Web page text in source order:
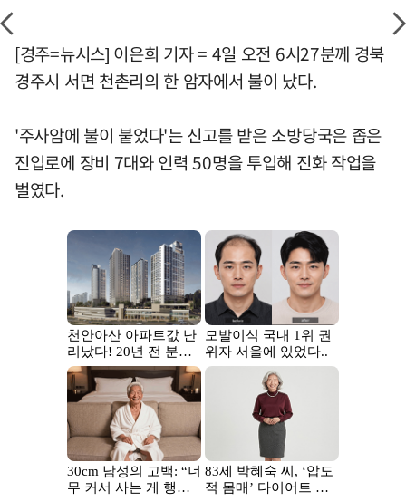
[경주=뉴시스] 이은희 기자 = 4일 오전 6시27분께 경북
경주시 서면 천촌리의 한 암자에서 불이 났다.
'주사암에 불이 붙었다'는 신고를 받은 소방당국은 좁은
진입로에 장비 7대와 인력 50명을 투입해 진화 작업을
벌였다.